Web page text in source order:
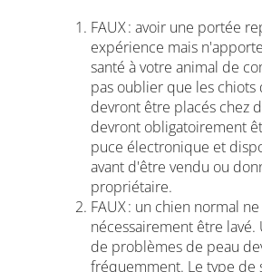
FAUX : avoir une portée
expérience mais
santé à votre animal de
pas oublier que les chiots
devront être placés chez
devront obligatoirement
puce électronique et
avant d'être vendu ou
propriétaire.
FAUX : un chien normal
nécessairement être
de problèmes de peau
fréquemment. Le type de